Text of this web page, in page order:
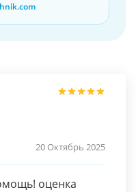
20 Октябрь 2025
оценка